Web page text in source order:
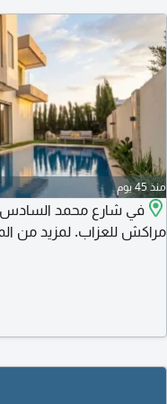
منذ 45 يوم
مراكش للعزاب. لمزيد من